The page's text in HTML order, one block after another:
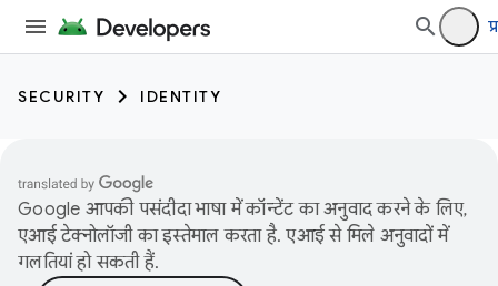
SECURITY IDENTITY
Google आपकी पसंदीदा भाषा में कॉन्टेंट का अनुवाद करने के लिए,
एआई टेक्नोलॉजी का इस्तेमाल करता है. एआई से मिले अनुवादों में
गलतियां हो सकती हैं.